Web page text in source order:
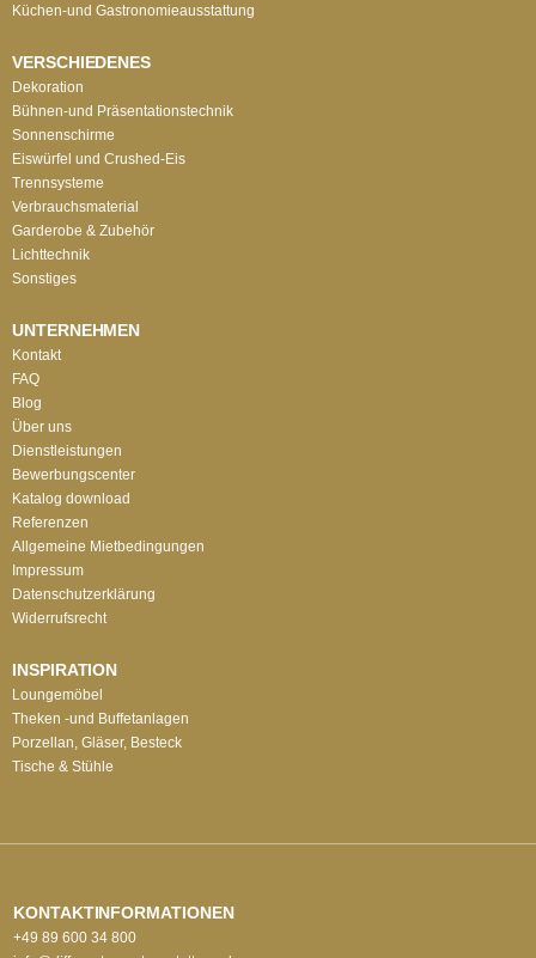
Küchen-und Gastronomieausstattung
VERSCHIEDENES
Dekoration
Bühnen-und Präsentationstechnik
Sonnenschirme
Eiswürfel und Crushed-Eis
Trennsysteme
Verbrauchsmaterial
Garderobe & Zubehör
Lichttechnik
Sonstiges
UNTERNEHMEN
Kontakt
FAQ
Blog
Über uns
Dienstleistungen
Bewerbungscenter
Katalog download
Referenzen
Allgemeine Mietbedingungen
Impressum
Datenschutzerklärung
Widerrufsrecht
INSPIRATION
Loungemöbel
Theken -und Buffetanlagen
Porzellan, Gläser, Besteck
Tische & Stühle
KONTAKTINFORMATIONEN
+49 89 600 34 800